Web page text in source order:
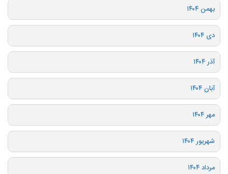
بهمن ۱۴۰۴
دی ۱۴۰۴
آذر ۱۴۰۴
آبان ۱۴۰۴
مهر ۱۴۰۴
شهریور ۱۴۰۴
مرداد ۱۴۰۴